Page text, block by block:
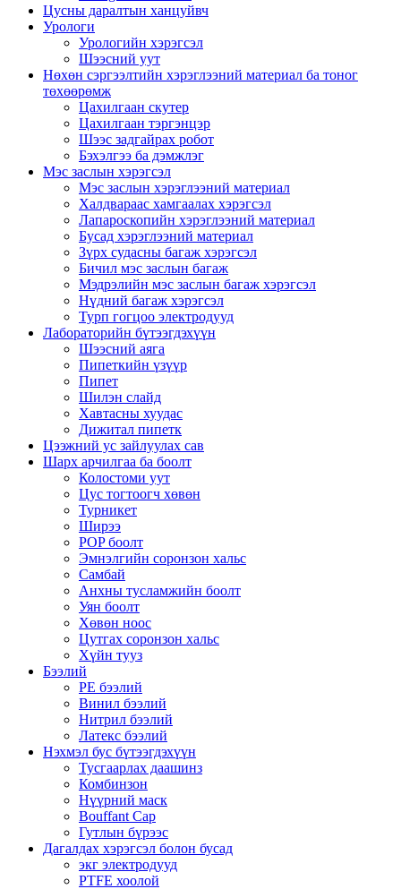
Цусны даралтын ханцуйвч
Урологи
Урологийн хэрэгсэл
Шээсний уут
Нөхөн сэргээлтийн хэрэглээний материал ба тоног
төхөөрөмж
Цахилгаан скутер
Цахилгаан тэргэнцэр
Шээс задгайрах робот
Бэхэлгээ ба дэмжлэг
Мэс заслын хэрэгсэл
Мэс заслын хэрэглээний материал
Халдвараас хамгаалах хэрэгсэл
Лапароскопийн хэрэглээний материал
Бусад хэрэглээний материал
Зүрх судасны багаж хэрэгсэл
Бичил мэс заслын багаж
Мэдрэлийн мэс заслын багаж хэрэгсэл
Нүдний багаж хэрэгсэл
Турп гогцоо электродууд
Лабораторийн бүтээгдэхүүн
Шээсний аяга
Пипеткийн үзүүр
Пипет
Шилэн слайд
Хавтасны хуудас
Дижитал пипетк
Цээжний ус зайлуулах сав
Шарх арчилгаа ба боолт
Колостоми уут
Цус тогтоогч хөвөн
Турникет
Ширээ
POP боолт
Эмнэлгийн соронзон хальс
Самбай
Анхны тусламжийн боолт
Уян боолт
Хөвөн ноос
Цутгах соронзон хальс
Хүйн тууз
Бээлий
PE бээлий
Винил бээлий
Нитрил бээлий
Латекс бээлий
Нэхмэл бус бүтээгдэхүүн
Тусгаарлах даашинз
Комбинзон
Нүүрний маск
Bouffant Cap
Гутлын бүрээс
Дагалдах хэрэгсэл болон бусад
экг электродууд
PTFE хоолой